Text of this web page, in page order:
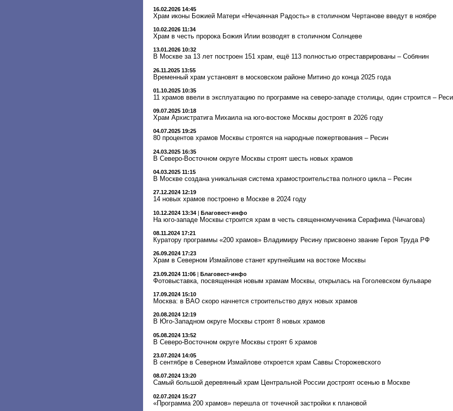
16.02.2026 14:45
Храм иконы Божией Матери «Нечаянная Радость» в столичном Чертанове введут в ноябре
10.02.2026 11:34
Храм в честь пророка Божия Илии возводят в столичном Солнцеве
13.01.2026 10:32
В Москве за 13 лет построен 151 храм, ещё 113 полностью отреставрированы – Собянин
26.11.2025 13:55
Временный храм установят в московском районе Митино до конца 2025 года
01.10.2025 10:35
11 храмов ввели в эксплуатацию по программе на северо-западе столицы, один строится –
09.07.2025 10:18
Храм Архистратига Михаила на юго-востоке Москвы достроят в 2026 году
04.07.2025 19:25
80 процентов храмов Москвы строятся на народные пожертвования – Ресин
24.03.2025 16:35
В Северо-Восточном округе Москвы строят шесть новых храмов
04.03.2025 11:15
В Москве создана уникальная система храмостроительства полного цикла – Ресин
27.12.2024 12:19
14 новых храмов построено в Москве в 2024 году
10.12.2024 13:34 | Благовест-инфо
На юго-западе Москвы строится храм в честь священномученика Серафима (Чичагова)
08.11.2024 17:21
Куратору программы «200 храмов» Владимиру Ресину присвоено звание Героя Труда РФ
26.09.2024 17:23
Храм в Северном Измайлове станет крупнейшим на востоке Москвы
23.09.2024 11:06 | Благовест-инфо
Фотовыставка, посвященная новым храмам Москвы, открылась на Гоголевском бульваре
17.09.2024 15:10
Москва: в ВАО скоро начнется строительство двух новых храмов
20.08.2024 12:19
В Юго-Западном округе Москвы строят 8 новых храмов
05.08.2024 13:52
В Северо-Восточном округе Москвы строят 6 храмов
23.07.2024 14:05
В сентябре в Северном Измайлове откроется храм Саввы Сторожевского
08.07.2024 13:20
Самый большой деревянный храм Центральной России достроят осенью в Москве
02.07.2024 15:27
«Программа 200 храмов» перешла от точечной застройки к плановой